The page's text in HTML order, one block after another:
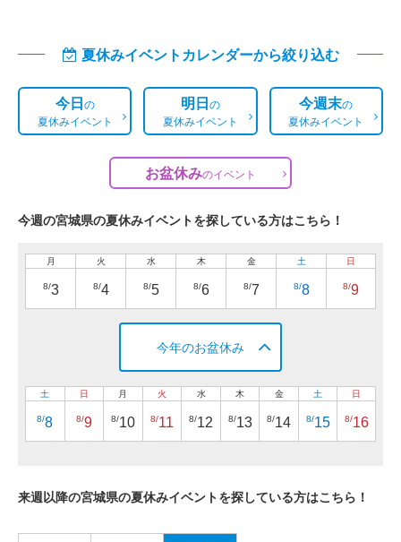
夏休みイベントカレンダーから絞り込む
今日の
夏休みイベント
明日の
夏休みイベント
今週末の
夏休みイベント
お盆休みのイベント
今週の宮城県の夏休みイベントを探している方はこちら！
月
8/3
火
8/4
水
8/5
木
8/6
金
8/7
土
8/8
日
8/9
今年のお盆休み
土
8/8
日
8/9
月
8/10
火
8/11
水
8/12
木
8/13
金
8/14
土
8/15
日
8/16
来週以降の宮城県の夏休みイベントを探している方はこちら！